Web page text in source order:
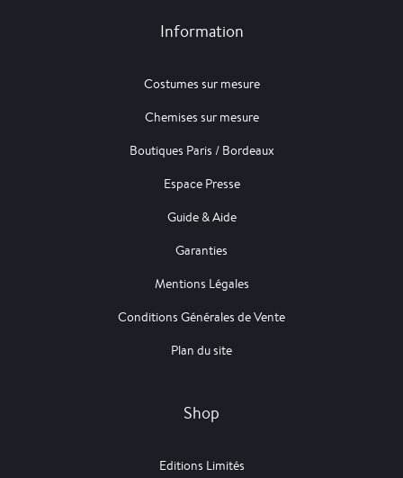
Information
Costumes sur mesure
Chemises sur mesure
Boutiques Paris / Bordeaux
Espace Presse
Guide & Aide
Garanties
Mentions Légales
Conditions Générales de Vente
Plan du site
Shop
Editions Limités